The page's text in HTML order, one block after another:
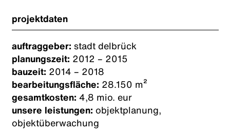
projektdaten
auftraggeber: stadt delbrück
planungszeit: 2012 – 2015
bauzeit: 2014 – 2018
bearbeitungsfläche: 28.150 m²
gesamtkosten: 4,8 mio. eur
unsere leistungen: objektplanung,
objektüberwachung